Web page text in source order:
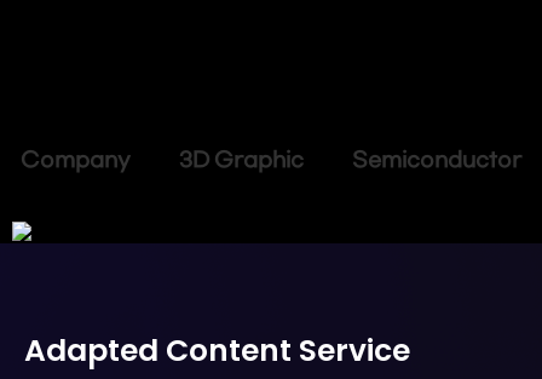
Company 3D Graphic Semiconductor
Adapted Content Service